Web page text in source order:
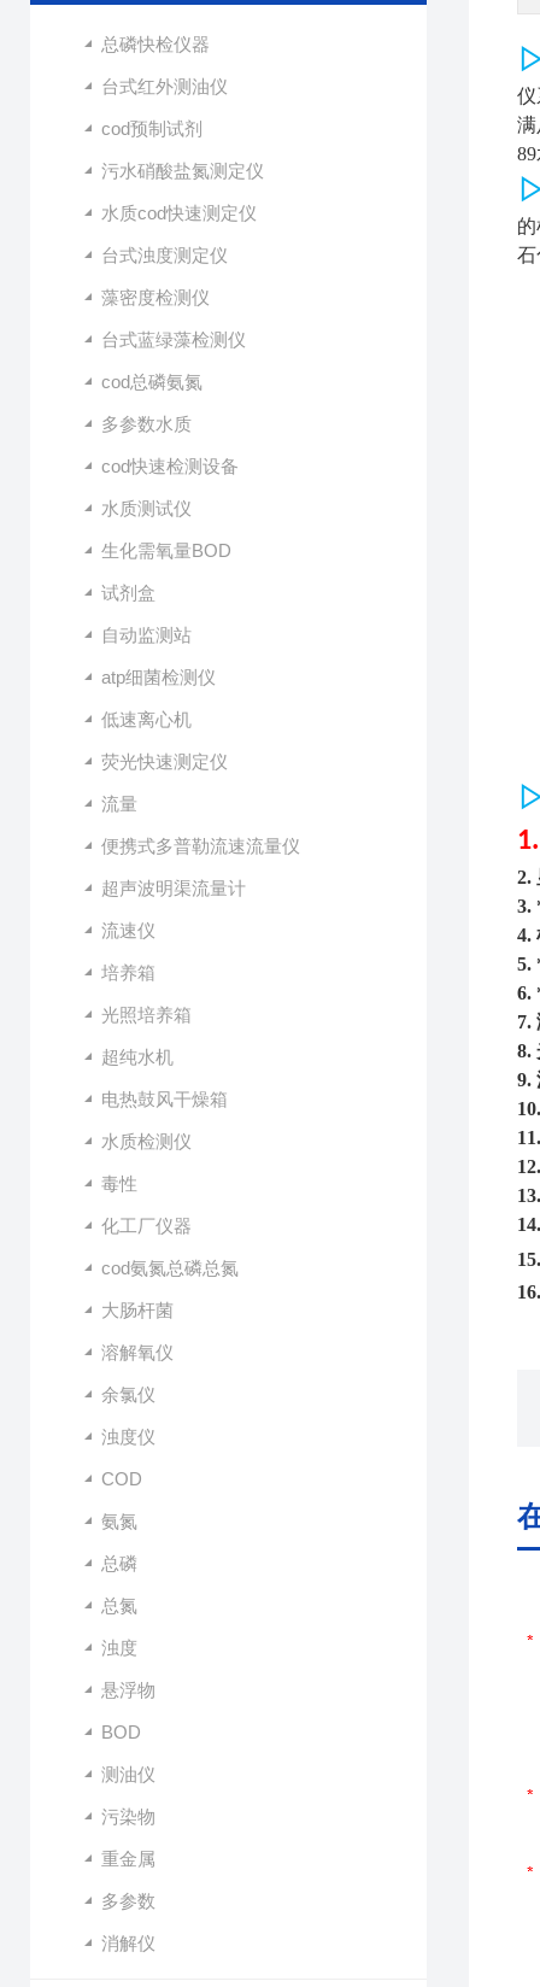
总磷快检仪器
台式红外测油仪
cod预制试剂
污水硝酸盐氮测定仪
水质cod快速测定仪
台式浊度测定仪
藻密度检测仪
台式蓝绿藻检测仪
cod总磷氨氮
多参数水质
cod快速检测设备
水质测试仪
生化需氧量BOD
试剂盒
自动监测站
atp细菌检测仪
低速离心机
荧光快速测定仪
流量
便携式多普勒流速流量仪
超声波明渠流量计
流速仪
培养箱
光照培养箱
超纯水机
电热鼓风干燥箱
水质检测仪
毒性
化工厂仪器
cod氨氮总磷总氮
大肠杆菌
溶解氧仪
余氯仪
浊度仪
COD
氨氮
总磷
总氮
浊度
悬浮物
BOD
测油仪
污染物
重金属
多参数
消解仪
仪
满
石
2.
3.
4.
5.
6.
7.
8.
9.